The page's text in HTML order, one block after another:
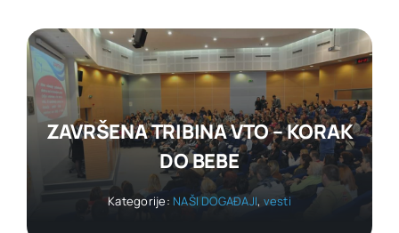
ZAVRŠENA TRIBINA VTO – KORAK
DO BEBE
Kategorije: NAŠI DOGAĐAJI, vesti